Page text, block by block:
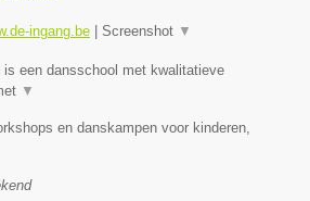
ingang.be Screenshot ▼
is een dansschool met kwalitatieve
▼
en danskampen voor kinderen,